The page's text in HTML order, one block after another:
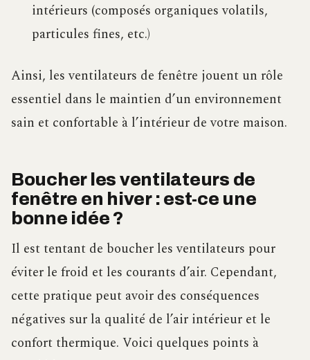
intérieurs (composés organiques volatils,
particules fines, etc.)
Ainsi, les ventilateurs de fenêtre jouent un rôle
essentiel dans le maintien d’un environnement
sain et confortable à l’intérieur de votre maison.
Boucher les ventilateurs de
fenêtre en hiver : est-ce une
bonne idée ?
Il est tentant de boucher les ventilateurs pour
éviter le froid et les courants d’air. Cependant,
cette pratique peut avoir des conséquences
négatives sur la qualité de l’air intérieur et le
confort thermique. Voici quelques points à